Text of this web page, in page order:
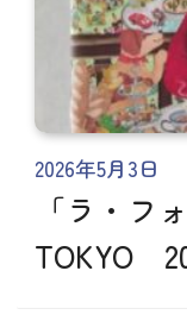
2026年5月3日
「ラ・フ
TOKYO